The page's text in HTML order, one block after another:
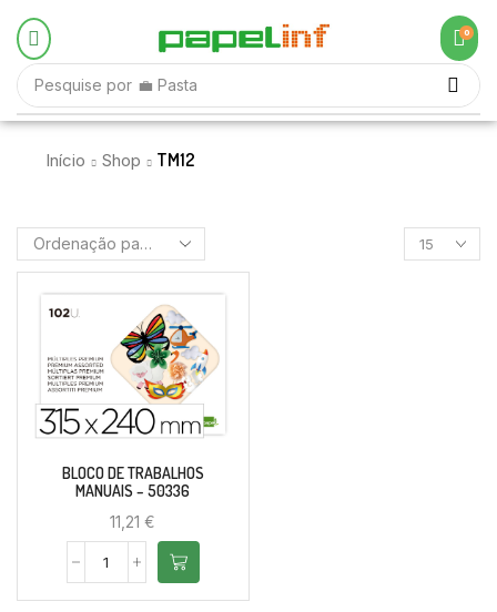
Pesquise por 💼 Pasta
0
Início Shop TM12
BLOCO DE TRABALHOS
MANUAIS – 50336
11,21€